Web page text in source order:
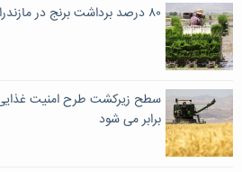
۸۰ درصد برداشت برنج در مازندران مکانیزه است
برابر می شود